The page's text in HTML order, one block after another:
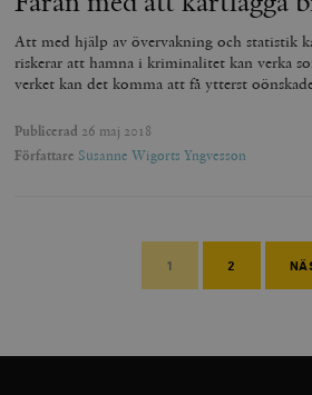
Att med hjälp av övervakning och statistik
riskerar att hamna i kriminalitet kan verka
verket kan det komma att få ytterst
Publicerad 26 maj 2018
Författare Susanne Wigorts Yngvesson
1 2